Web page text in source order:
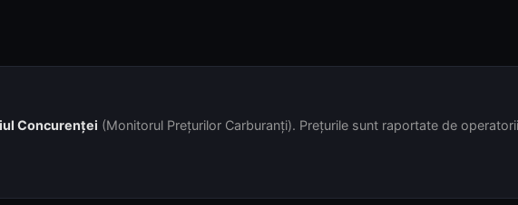
Concurenței (Monitorul Prețurilor Carburanți). Prețurile sunt raportate de